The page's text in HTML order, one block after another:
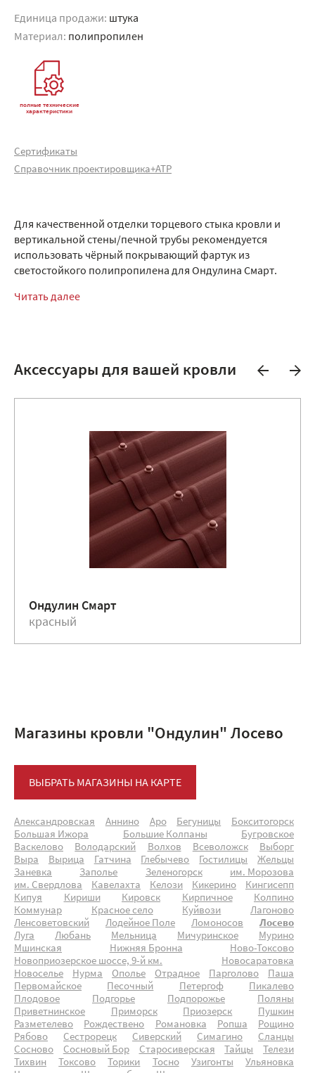
Единица продажи: штука
Материал: полипропилен
полные технические
характеристики
Сертификаты
Справочник проектировщика+АТР
Для качественной отделки торцевого стыка кровли и
вертикальной стены/печной трубы рекомендуется
использовать чёрный покрывающий фартук из
светостойкого полипропилена для Ондулина Смарт.
Читать далее
Аксессуары для вашей кровли
Ондулин Смарт
красный
Магазины кровли "Ондулин" Лосево
ВЫБРАТЬ МАГАЗИНЫ НА КАРТЕ
Александровская Аннино Аро Бегуницы
Бокситогорск
Большая Ижора
Большие Колпаны
Бугровское
Васкелово
Володарский Волхов Всеволожск
Выборг
Выра
Вырица Гатчина Глебычево Гостилицы
Жельцы
Заневка
Заполье Зеленогорск
им. Морозова
им. Свердлова
Кавелахта Келози Кикерино
Кингисепп
Кипуя
Кириши Кировск Кирпичное
Колпино
Коммунар
Красное село Куйвози
Лагоново
Ленсоветовский
Лодейное Поле Ломоносов
Лосево
Луга
Любань Мельница Мичуринское
Мурино
Мшинская
Нижняя Бронна
Ново-Токсово
Новоприозерское шоссе, 9-й км.
Новосаратовка
Новоселье
Нурма Ополье Отрадное Парголово
Паша
Первомайское
Песочный Петергоф
Пикалево
Плодовое
Подгорье Подпорожье
Поляны
Приветнинское
Приморск Приозерск
Пушкин
Разметелево
Рождествено Романовка Ропша
Рощино
Рябово
Сестрорецк Сиверский Симагино
Сланцы
Сосново
Сосновый Бор Старосиверская Тайцы
Телези
Тихвин
Токсово Торики Тосно Узигонты
Ульяновка